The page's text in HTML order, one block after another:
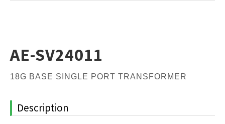
AE-SV24011
18G BASE SINGLE PORT TRANSFORMER
Description